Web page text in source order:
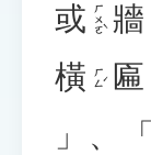
或 ㄏㄨㄛˋ 牆
橫 ㄏㄥˊ 匾
」、「